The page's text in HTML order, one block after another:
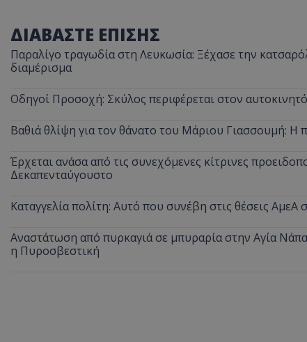
ΔΙΑΒΑΣΤΕ ΕΠΙΣΗΣ
Παραλίγο τραγωδία στη Λευκωσία: Ξέχασε την
διαμέρισμα
Οδηγοί Προσοχή: Σκύλος περιφέρεται στον
Βαθιά θλίψη για τον θάνατο του Μάριου Γιασσουμή: Η
Έρχεται ανάσα από τις συνεχόμενες κίτρινες
Δεκαπενταύγουστο
Καταγγελία πολίτη: Αυτό που συνέβη στις θέσεις
Αναστάτωση από πυρκαγιά σε μπυραρία στην Αγία
η Πυροσβεστική